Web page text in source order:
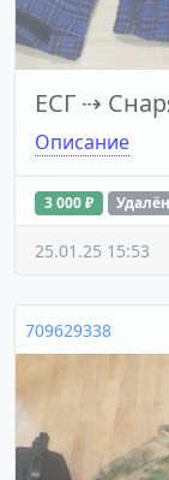
ЕСГ ⇢
Описание
3 000 ₽ Удалён
25.01.25 15:53
709629338